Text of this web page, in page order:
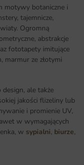
motywy botaniczne i
tajemnicze,
Ogromną
abstrakcje
fototapety imitujące
marmur ze złotymi
ale także
jakości flizeliny lub
i promienie UV,
w wymagających
w sypialni, biurze,